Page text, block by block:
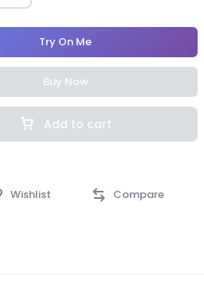
Add to cart
Try On Me
Buy Now
Compare
Wishlist